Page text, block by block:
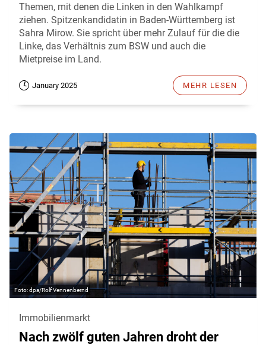
Themen, mit denen die Linken in den Wahlkampf
ziehen. Spitzenkandidatin in Baden-Württemberg ist
Sahra Mirow. Sie spricht über mehr Zulauf für die die
Linke, das Verhältnis zum BSW und auch die
Mietpreise im Land.
January 2025 MEHR LESEN
dpa/Rolf Vennenbernd
Immobilienmarkt
Nach zwölf guten Jahren droht der